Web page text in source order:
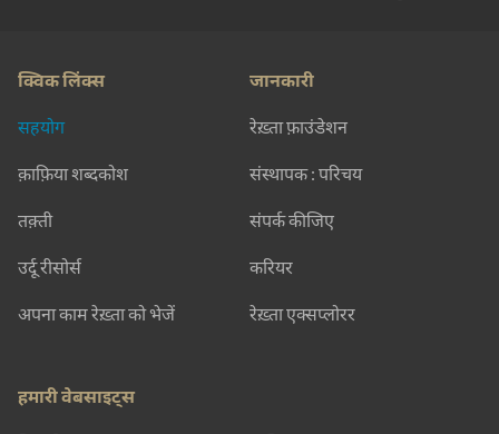
क्विक लिंक्स
सहयोग
क़ाफ़िया शब्दकोश
तक़्ती
उर्दू रीसोर्स
अपना काम रेख़्ता को भेजें
जानकारी
रेख़्ता फ़ाउंडेशन
संस्थापक : परिचय
संपर्क कीजिए
करियर
रेख़्ता एक्सप्लोरर
हमारी वेबसाइट्स